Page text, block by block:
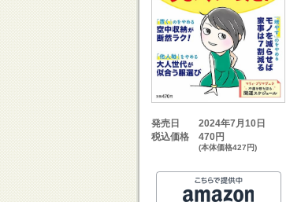
発売日
2024年7月10日
税込価格
470円
(本体価格427円)